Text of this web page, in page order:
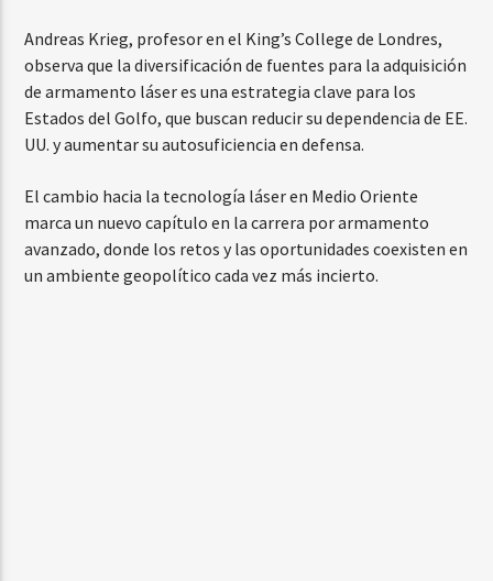
Andreas Krieg, profesor en el King’s College de Londres,
observa que la diversificación de fuentes para la adquisición
de armamento láser es una estrategia clave para los
Estados del Golfo, que buscan reducir su dependencia de EE.
UU. y aumentar su autosuficiencia en defensa.
El cambio hacia la tecnología láser en Medio Oriente
marca un nuevo capítulo en la carrera por armamento
avanzado, donde los retos y las oportunidades coexisten en
un ambiente geopolítico cada vez más incierto.